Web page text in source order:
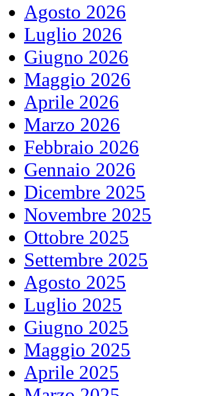
Agosto 2026
Luglio 2026
Giugno 2026
Maggio 2026
Aprile 2026
Marzo 2026
Febbraio 2026
Gennaio 2026
Dicembre 2025
Novembre 2025
Ottobre 2025
Settembre 2025
Agosto 2025
Luglio 2025
Giugno 2025
Maggio 2025
Aprile 2025